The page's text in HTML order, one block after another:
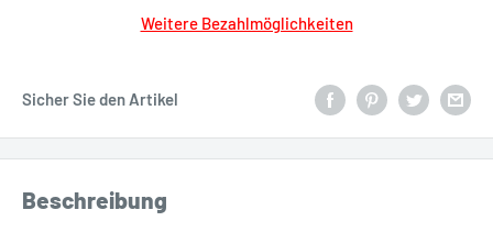
Weitere Bezahlmöglichkeiten
Sicher Sie den Artikel
Beschreibung